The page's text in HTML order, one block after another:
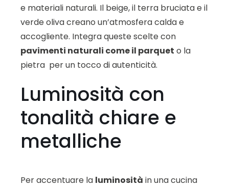
e materiali naturali. Il beige, il terra bruciata e il
verde oliva creano un’atmosfera calda e
accogliente. Integra queste scelte con
pavimenti naturali come il parquet o la
pietra per un tocco di autenticità.
Luminosità con
tonalità chiare e
metalliche
Per accentuare la luminosità in una cucina